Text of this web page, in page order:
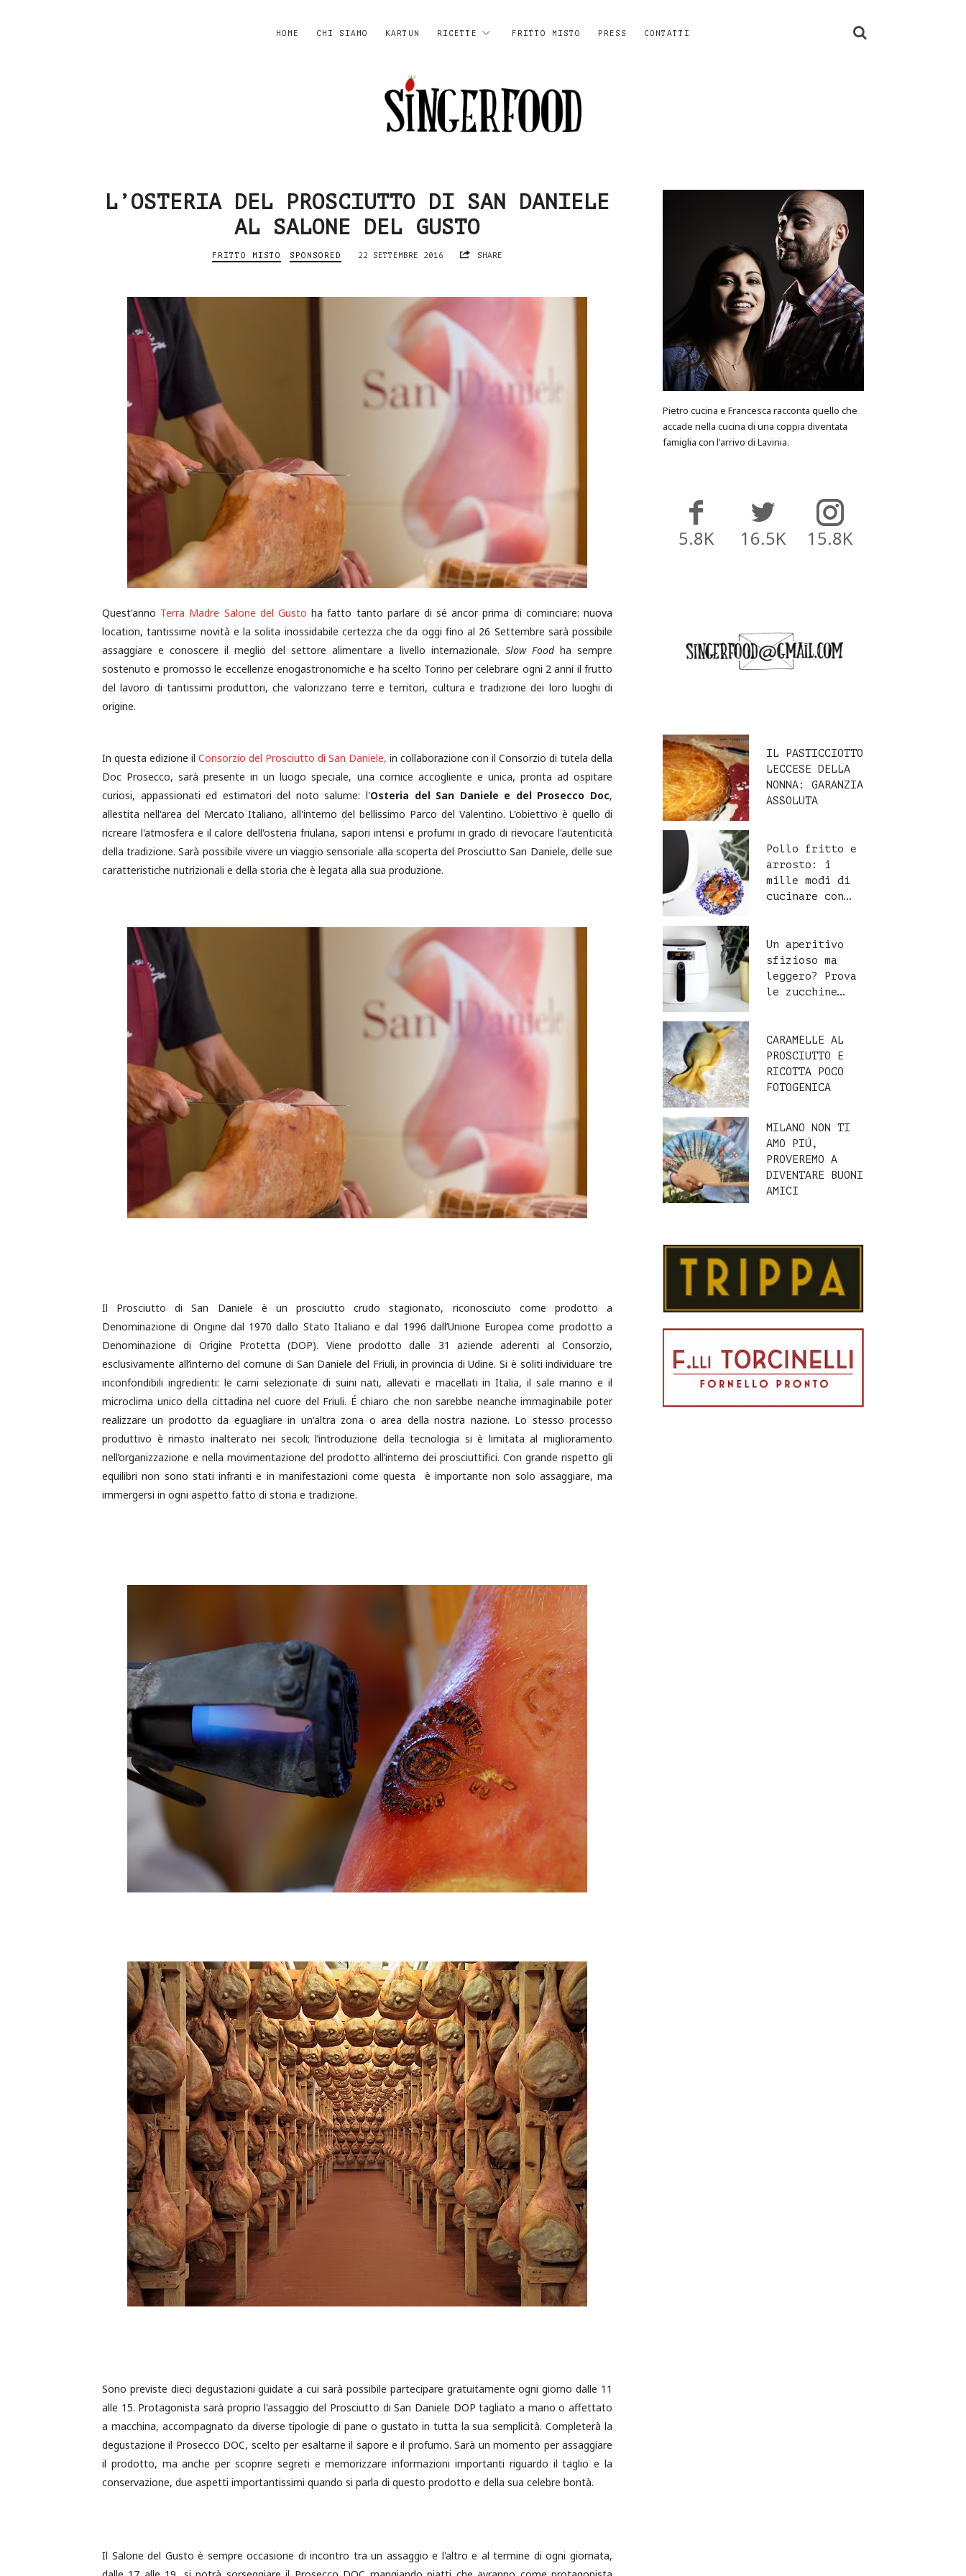
HOME CHI SIAMO KARTUN RICETTE FRITTO MISTO PRESS CONTATTI
SingerFood
L’OSTERIA DEL PROSCIUTTO DI SAN DANIELE
AL SALONE DEL GUSTO
FRITTO MISTO SPONSORED 22 SETTEMBRE 2016 SHARE
Quest'anno Terra Madre Salone del Gusto ha fatto tanto parlare di sé ancor prima di cominciare: nuova
location, tantissime novità e la solita inossidabile certezza che da oggi fino al 26 Settembre sarà possibile
assaggiare e conoscere il meglio del settore alimentare a livello internazionale. Slow Foodha sempre
sostenuto e promosso le eccellenze enogastronomiche e ha scelto Torino per celebrare ogni 2 anni il frutto
del lavoro di tantissimi produttori, che valorizzano terre e territori, cultura e tradizione dei loro luoghi di
origine.
In questa edizione il Consorzio del Prosciutto di San Daniele, in collaborazione con il Consorzio di tutela della
Doc Prosecco, sarà presente in un luogo speciale, una cornice accogliente e unica, pronta ad ospitare
curiosi, appassionati ed estimatori del noto salume: l'Osteria del San Daniele e del Prosecco Doc,
allestita nell'area del Mercato Italiano, all'interno del bellissimo Parco del Valentino. L'obiettivo è quello di
ricreare l'atmosfera e il calore dell'osteria friulana, sapori intensi e profumi in grado di rievocare l'autenticità
della tradizione. Sarà possibile vivere un viaggio sensoriale alla scoperta del Prosciutto San Daniele, delle sue
caratteristiche nutrizionali e della storia che è legata alla sua produzione.
Il Prosciutto di San Daniele è un prosciutto crudo stagionato, riconosciuto come prodotto a
Denominazione di Origine dal 1970 dallo Stato Italiano e dal 1996 dall’Unione Europea come prodotto a
Denominazione di Origine Protetta (DOP). Viene prodotto dalle 31 aziende aderenti al Consorzio,
esclusivamente all’interno del comune di San Daniele del Friuli, in provincia di Udine. Si è soliti individuare tre
inconfondibili ingredienti: le carni selezionate di suini nati, allevati e macellati in Italia, il sale marino e il
microclima unico della cittadina nel cuore del Friuli. É chiaro che non sarebbe neanche immaginabile poter
realizzare un prodotto da eguagliare in un'altra zona o area della nostra nazione. Lo stesso processo
produttivo è rimasto inalterato nei secoli; l’introduzione della tecnologia si è limitata al miglioramento
nell’organizzazione e nella movimentazione del prodotto all’interno dei prosciuttifici. Con grande rispetto gli
equilibri non sono stati infranti e in manifestazioni come questa è importante non solo assaggiare, ma
immergersi in ogni aspetto fatto di storia e tradizione.
Sono previste dieci degustazioni guidate a cui sarà possibile partecipare gratuitamente ogni giorno dalle 11
alle 15. Protagonista sarà proprio l'assaggio del Prosciutto di San Daniele DOP tagliato a mano o affettato
a macchina, accompagnato da diverse tipologie di pane o gustato in tutta la sua semplicità. Completerà la
degustazione il Prosecco DOC, scelto per esaltarne il sapore e il profumo. Sarà un momento per assaggiare
il prodotto, ma anche per scoprire segreti e memorizzare informazioni importanti riguardo il taglio e la
conservazione, due aspetti importantissimi quando si parla di questo prodotto e della sua celebre bontà.
Il Salone del Gusto è sempre occasione di incontro tra un assaggio e l'altro e al termine di ogni giornata,
Pietro cucina e Francesca racconta quello che
accade nella cucina di una coppia diventata
famiglia con l'arrivo di Lavinia.
5.8K 16.5K 15.8K
IL PASTICCIOTTO
LECCESE DELLA
NONNA: GARANZIA
ASSOLUTA
Pollo fritto e
arrosto: i
mille modi di
cucinare con…
Un aperitivo
sfizioso ma
leggero? Prova
le zucchine…
CARAMELLE AL
PROSCIUTTO E
RICOTTA POCO
FOTOGENICA
MILANO NON TI
AMO PIÚ,
PROVEREMO A
DIVENTARE BUONI
AMICI